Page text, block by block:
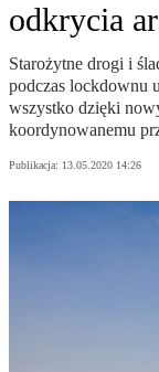
odkrycia
Starożytne drogi i
podczas lockdownu
wszystko dzięki
koordynowanemu
Publikacja: 13.05.2020 14:26